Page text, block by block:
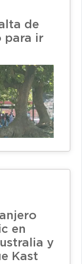
de
para ir
en
y
Kast